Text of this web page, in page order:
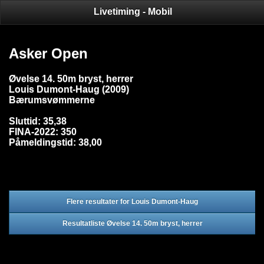
Livetiming - Mobil
Asker Open
Øvelse 14. 50m bryst, herrer
Louis Dumont-Haug (2009)
Bærumsvømmerne
Sluttid: 35,38
FINA-2022: 350
Påmeldingstid: 38,00
Flere resultater for Louis Dumont-Haug
Resultatliste Øvelse 14. 50m bryst, herrer